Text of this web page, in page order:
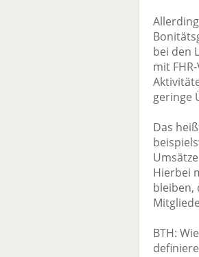
bei den
mit
geringe
Das
Hierbei
bleiben,
BTH: